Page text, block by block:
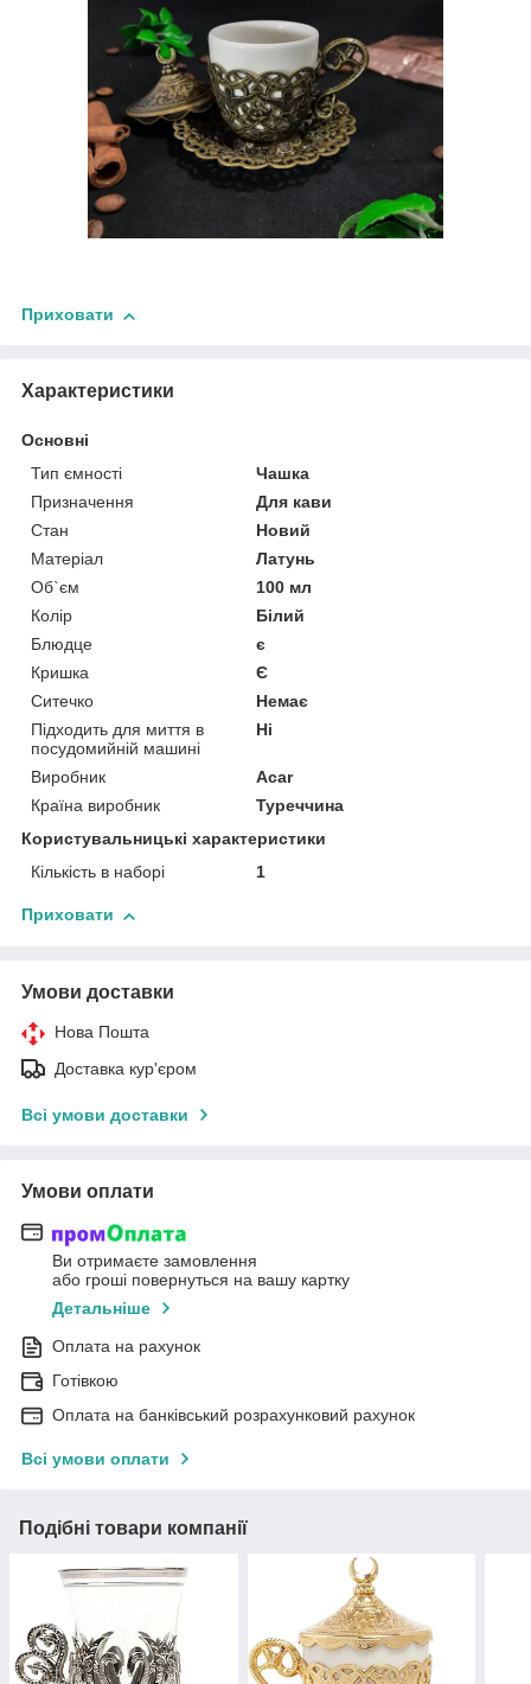
Приховати
Характеристики
Основні
Тип ємності
Чашка
Призначення
Для кави
Стан
Новий
Матеріал
Латунь
Об`єм
100 мл
Колір
Білий
Блюдце
є
Кришка
Є
Ситечко
Немає
Підходить для миття в
посудомийній машині
Ні
Виробник
Acar
Країна виробник
Туреччина
Користувальницькі характеристики
Кількість в наборі
1
Приховати
Умови доставки
Нова Пошта
Доставка кур'єром
Всі умови доставки
Умови оплати
Ви отримаєте замовлення
або гроші повернуться на вашу картку
Детальніше
Оплата на рахунок
Готівкою
Оплата на банківський розрахунковий рахунок
Всі умови оплати
Подібні товари компанії